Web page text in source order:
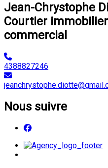
Jean-Chrystophe
Courtier
commercial
4388827246
Nous suivre